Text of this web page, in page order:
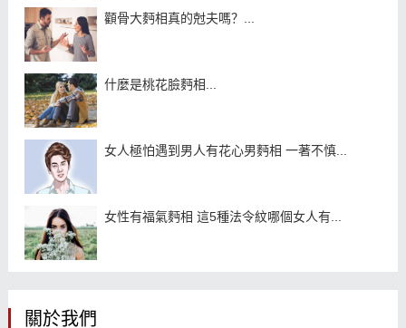
顴骨大麪相真的尅夫嗎？...
什麼是桃花臉麪相...
女人極怕遇到男人有花心男麪相 一著不慎...
女性有福氣麪相 這5種法令紋哪個女人有...
關於我們